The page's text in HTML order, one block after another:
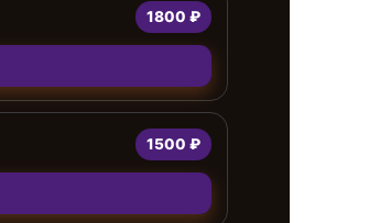
1800 ₽
1500 ₽